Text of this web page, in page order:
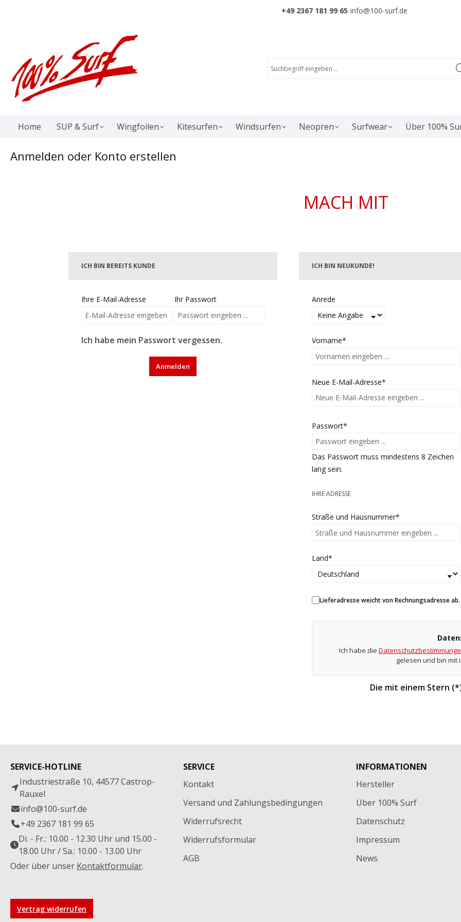
+49 2367 181 99 65 info@100-surf.de
Home SUP & Surf Wingfoilen Kitesurfen Windsurfen Neopren Surfwear Über 100%
Anmelden oder Konto erstellen
MACH MIT
ICH BIN BEREITS KUNDE
Ihre E-Mail-Adresse Ihr Passwort
Ich habe mein Passwort vergessen.
Anmelden
ICH BIN NEUKUNDE!
Persönliche Informationen
Anrede
Vorname*
Neue E-Mail-Adresse*
Passwort*
Das Passwort muss mindestens 8 Zeichen
lang sein.
IHRE ADRESSE
Straße und Hausnummer*
Land*
Lieferadresse weicht von Rechnungsadresse ab.
Ich habe die
gelesen und bin mit
Die mit einem Stern
SERVICE-HOTLINE
Industriestraße 10, 44577 Castrop-
Rauxel
info@100-surf.de
+49 2367 181 99 65
Di. - Fr.: 10.00 - 12.30 Uhr und 15.00 -
18.00 Uhr / Sa.: 10.00 - 13.00 Uhr
Oder über unser Kontaktformular.
Vertrag widerrufen
SERVICE
Kontakt
Versand und Zahlungsbedingungen
Widerrufsrecht
Widerrufsformular
AGB
INFORMATIONEN
Hersteller
Über 100% Surf
Datenschutz
Impressum
News